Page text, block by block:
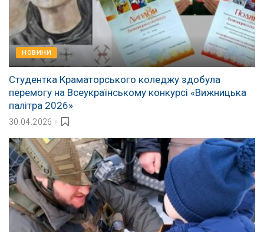
НОВИНИ
Студентка Краматорського коледжу здобула
перемогу на Всеукраїнському конкурсі «Вижницька
палітра 2026»
30.04.2026